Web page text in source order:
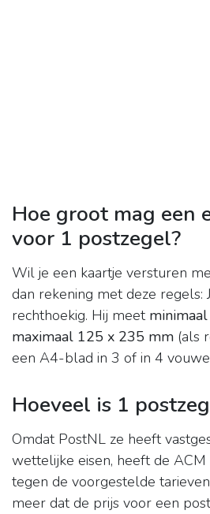
Hoe groot mag een
voor 1 postzegel?
Wil je een kaartje versturen
dan rekening met deze regels:
rechthoekig. Hij meet
maximaal 125 x 235 mm (als
een A4-blad in 3 of in 4
Hoeveel is 1
Omdat PostNL ze heeft
wettelijke eisen, heeft de
tegen de voorgestelde
meer dat de prijs voor een